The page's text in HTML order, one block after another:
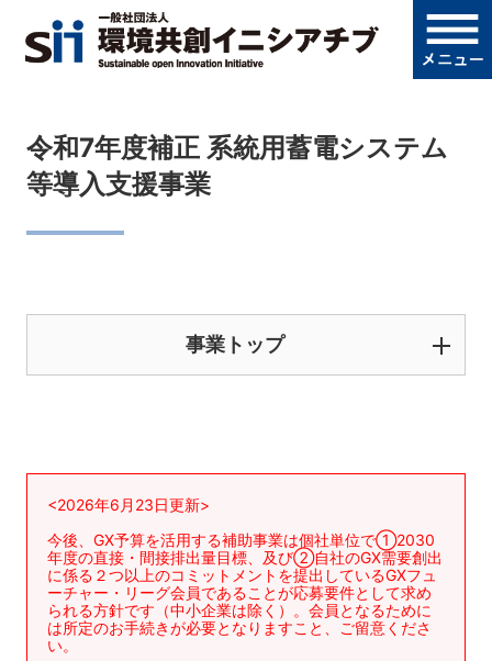
令和7年度補正 系統用蓄電システム
等導入支援事業
事業トップ
<2026年6月23日更新>
今後、GX予算を活用する補助事業は個社単位で①2030
年度の直接・間接排出量目標、及び②自社のGX需要創出
に係る２つ以上のコミットメントを提出しているGXフュ
ーチャー・リーグ会員であることが応募要件として求め
られる方針です（中小企業は除く）。会員となるために
は所定のお手続きが必要となりますこと、ご留意くださ
い。